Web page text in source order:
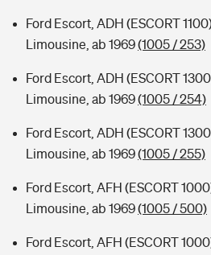
Ford Escort, ADH (ESCORT
Limousine, ab 1969(1005 / 253)
Ford Escort, ADH (ESCORT
Limousine, ab 1969(1005 / 254)
Ford Escort, ADH (ESCORT
Limousine, ab 1969(1005 / 255)
Ford Escort, AFH (ESCORT
Limousine, ab 1969(1005 / 500)
Ford Escort, AFH (ESCORT